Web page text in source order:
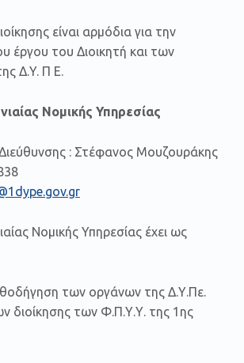
είναι αρμόδια για την
έργου του Διοικητή και των
Δ.Y. Π Ε.
Νομικής Υπηρεσίας
: Στέφανος Μουζουράκης
Νομικής Υπηρεσίας έχει ως
των οργάνων της Δ.Υ.Πε.
διοίκησης των Φ.Π.Υ.Υ. της 1ης